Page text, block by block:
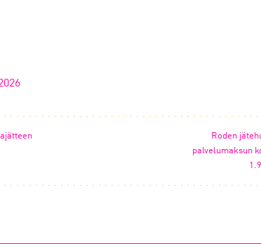
Roden
palvelumaksun